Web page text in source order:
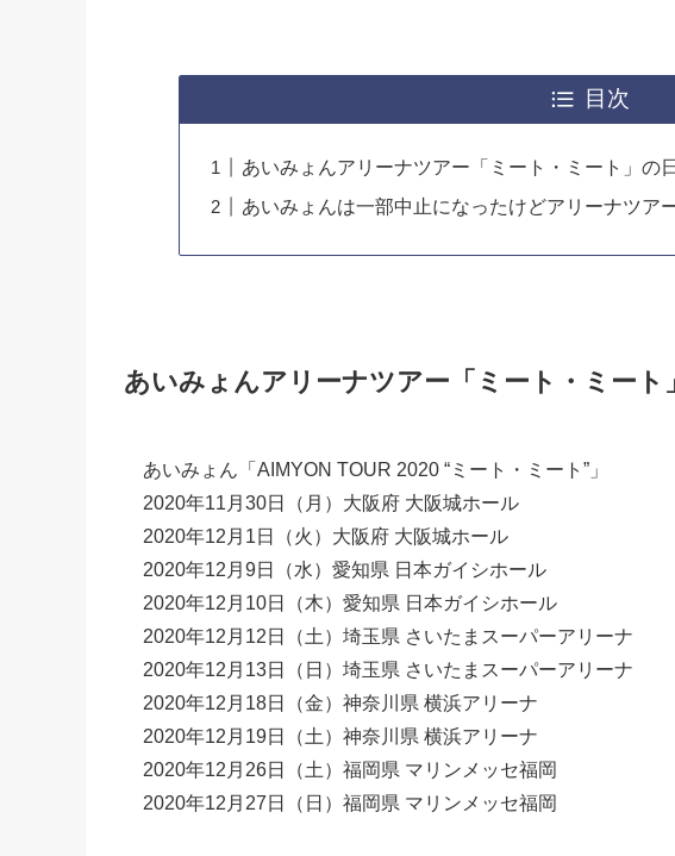
目次
あいみょんアリーナツアー「ミート・ミート」の
あいみょんは一部中止になったけどアリーナツア
あいみょんアリーナツアー「ミート・ミート
あいみょん「AIMYON TOUR 2020 “ミート・ミート”」
2020年11月30日（月）大阪府 大阪城ホール
2020年12月1日（火）大阪府 大阪城ホール
2020年12月9日（水）愛知県 日本ガイシホール
2020年12月10日（木）愛知県 日本ガイシホール
2020年12月12日（土）埼玉県 さいたまスーパーアリーナ
2020年12月13日（日）埼玉県 さいたまスーパーアリーナ
2020年12月18日（金）神奈川県 横浜アリーナ
2020年12月19日（土）神奈川県 横浜アリーナ
2020年12月26日（土）福岡県 マリンメッセ福岡
2020年12月27日（日）福岡県 マリンメッセ福岡